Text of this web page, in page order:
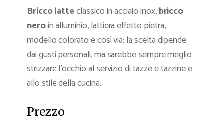
Bricco latteclassico in acciaio inox,bricco
neroin alluminio, lattiera effetto pietra,
modello colorato e così via: la scelta dipende
dai gusti personali, ma sarebbe sempre meglio
strizzare l’occhio al servizio di tazze e tazzine e
allo stile della cucina.
Prezzo